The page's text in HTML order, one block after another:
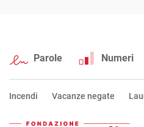
Parole Numeri
Incendi Vacanze negate